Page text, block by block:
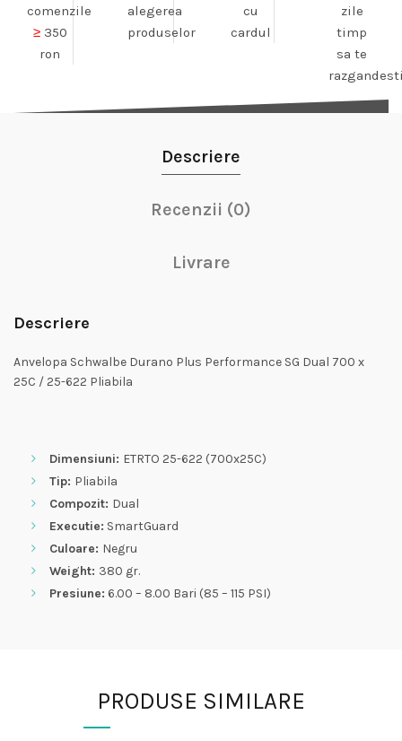
comenzile
≥350
ron
alegerea
produselor
cu
cardul
zile
timp
sa te
Descriere
Recenzii (0)
Livrare
Descriere
Anvelopa Schwalbe Durano Plus Performance SG Dual 700 x
25C / 25-622 Pliabila
Dimensiuni: ETRTO 25-622 (700x25C)
Tip: Pliabila
Compozit: Dual
Executie: SmartGuard
Culoare: Negru
Weight: 380 gr.
Presiune: 6.00 – 8.00 Bari (85 – 115 PSI)
PRODUSE SIMILARE